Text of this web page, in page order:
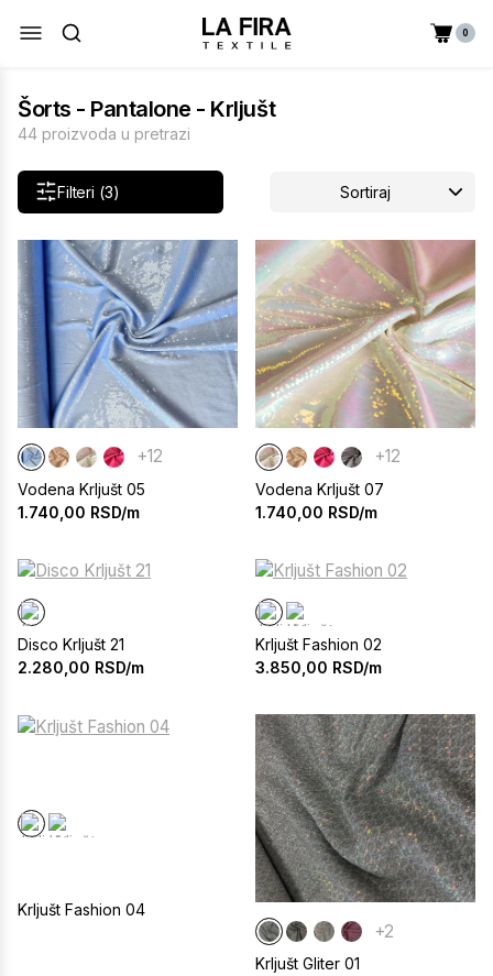
0
Šorts - Pantalone - Krljušt
44 proizvoda u pretrazi
Filteri (3) Sortiraj
+12
Vodena Krljušt 05
1.740,00 RSD/m
+12
Vodena Krljušt 07
1.740,00 RSD/m
Disco Krljušt 21
2.280,00 RSD/m
Krljušt Fashion 02
3.850,00 RSD/m
Krljušt Fashion 04
+2
Krljušt Gliter 01